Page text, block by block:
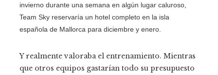
invierno durante una semana en algún lugar caluroso,
Team Sky reservaría un hotel completo en la isla
española de Mallorca para diciembre y enero.
Y realmente valoraba el entrenamiento. Mientras
que otros equipos gastarían todo su presupuesto